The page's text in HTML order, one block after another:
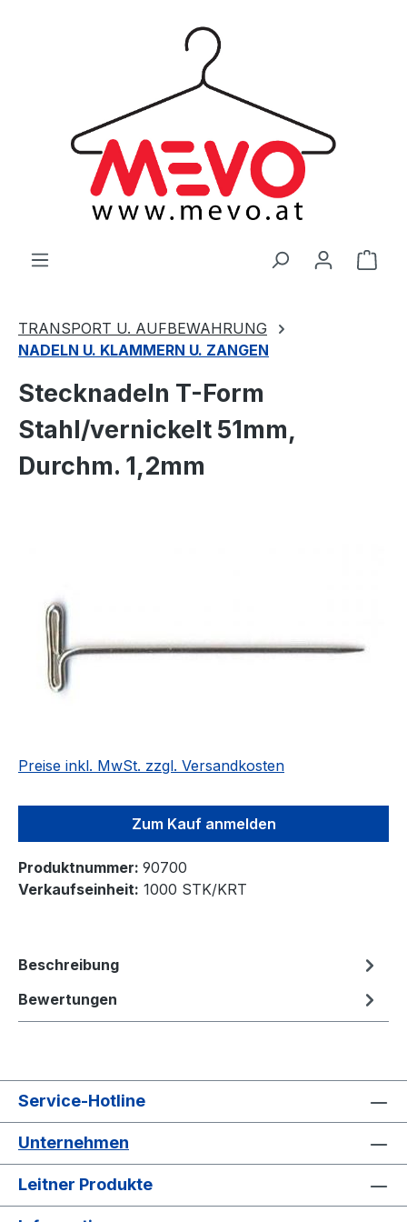
TRANSPORT U. AUFBEWAHRUNG
NADELN U. KLAMMERN U. ZANGEN
Stecknadeln T-Form
Stahl/vernickelt 51mm,
Durchm. 1,2mm
Preise inkl. MwSt. zzgl. Versandkosten
Zum Kauf anmelden
Produktnummer: 90700
Verkaufseinheit: 1000 STK/KRT
Beschreibung
Bewertungen
Service-Hotline
Unternehmen
Leitner Produkte